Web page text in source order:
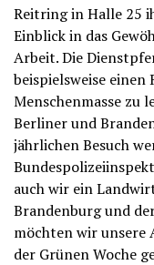
Reitring in Halle 25
Einblick in das
Arbeit. Die
beispielsweise
Menschenmasse zu
Berliner und
jährlichen Besuch
auch wir ein
Brandenburg und
möchten wir unsere
der Grünen Woche